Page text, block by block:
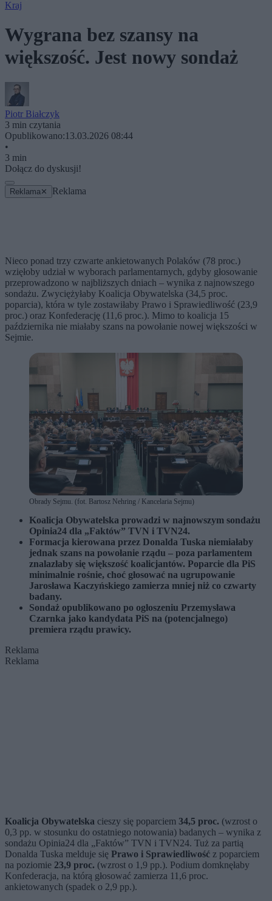
Kraj
Wygrana bez szansy na
większość. Jest nowy sondaż
Piotr Białczyk
3 min czytania
Opublikowano:13.03.2026 08:44
•
3 min
Dołącz do dyskusji!
Reklama ✕ Reklama
Nieco ponad trzy czwarte ankietowanych Polaków (78 proc.)
wzięłoby udział w wyborach parlamentarnych, gdyby głosowanie
przeprowadzono w najbliższych dniach – wynika z najnowszego
sondażu. Zwyciężyłaby Koalicja Obywatelska (34,5 proc.
poparcia), która w tyle zostawiłaby Prawo i Sprawiedliwość (23,9
proc.) oraz Konfederację (11,6 proc.). Mimo to koalicja 15
października nie miałaby szans na powołanie nowej większości w
Sejmie.
Obrady Sejmu. (fot. Bartosz Nehring / Kancelaria Sejmu)
Koalicja Obywatelska prowadzi w najnowszym sondażu
Opinia24 dla „Faktów” TVN i TVN24.
Formacja kierowana przez Donalda Tuska niemiałaby
jednak szans na powołanie rządu – poza parlamentem
znalazłaby się większość koalicjantów. Poparcie dla PiS
minimalnie rośnie, choć głosować na ugrupowanie
Jarosława Kaczyńskiego zamierza mniej niż co czwarty
badany.
Sondaż opublikowano po ogłoszeniu Przemysława
Czarnka jako kandydata PiS na (potencjalnego)
premiera rządu prawicy.
Reklama
Reklama
Koalicja Obywatelska cieszy się poparciem 34,5 proc. (wzrost o
0,3 pp. w stosunku do ostatniego notowania) badanych – wynika z
sondażu Opinia24 dla „Faktów” TVN i TVN24. Tuż za partią
Donalda Tuska melduje się Prawo i Sprawiedliwość z poparciem
na poziomie 23,9 proc. (wzrost o 1,9 pp.). Podium domknęłaby
Konfederacja, na którą głosować zamierza 11,6 proc.
ankietowanych (spadek o 2,9 pp.).